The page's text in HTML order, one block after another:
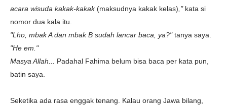
acara wisuda kakak-kakak (maksudnya kakak kelas) ," kata si
nomor dua kala itu.
"Lho, mbak A dan mbak B sudah lancar baca, ya?"tanya saya.
"He em."
Masya Allah...
Padahal Fahima belum bisa baca per kata pun,
batin saya.
Seketika ada rasa enggak tenang. Kalau orang Jawa bilang,